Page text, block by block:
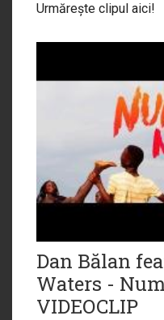
Urmărește clipul aici!
Dan Bălan
Waters -
VIDEOCLIP